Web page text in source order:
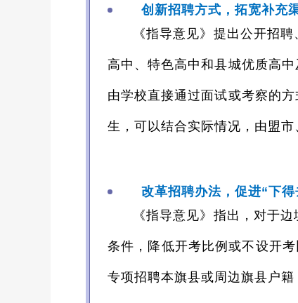
创新招聘方式，拓宽补充
《指导意见》提出公开招
高中、特色高中和县城优质高
由学校直接通过面试或考察的
生，可以结合实际情况，由盟
改革招聘办法，促进“下
《指导意见》指出，对于
条件，降低开考比例或不设开
专项招聘本旗县或周边旗县户籍